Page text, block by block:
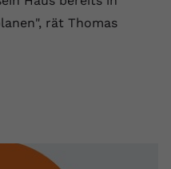
rät Thomas